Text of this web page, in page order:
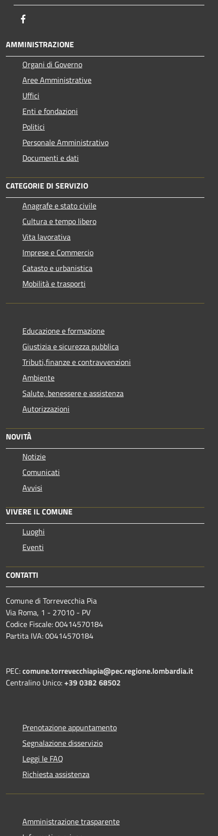
AMMINISTRAZIONE
Organi di Governo
Aree Amministrative
Uffici
Enti e fondazioni
Politici
Personale Amministrativo
Documenti e dati
CATEGORIE DI SERVIZIO
Anagrafe e stato civile
Cultura e tempo libero
Vita lavorativa
Imprese e Commercio
Catasto e urbanistica
Mobilità e trasporti
Educazione e formazione
Giustizia e sicurezza pubblica
Tributi,finanze e contravvenzioni
Ambiente
Salute, benessere e assistenza
Autorizzazioni
NOVITÀ
Notizie
Comunicati
Avvisi
VIVERE IL COMUNE
Luoghi
Eventi
CONTATTI
Comune di Torrevecchia Pia
Via Roma, 1 - 27010 - PV
Codice Fiscale: 00414570184
Partita IVA: 00414570184
PEC:comune.torrevecchiapia@pec.regione.lombardia.it
Centralino Unico:+39 0382 68502
Prenotazione appuntamento
Segnalazione disservizio
Leggi le FAQ
Richiesta assistenza
Amministrazione trasparente